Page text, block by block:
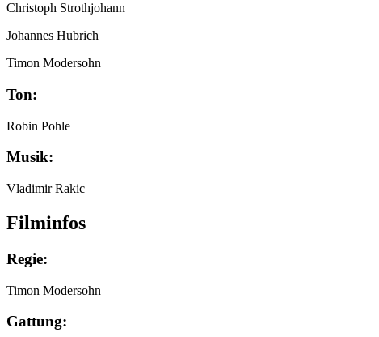
Christoph Strothjohann
Johannes Hubrich
Timon Modersohn
Ton:
Robin Pohle
Musik:
Vladimir Rakic
Filminfos
Regie:
Timon Modersohn
Gattung: